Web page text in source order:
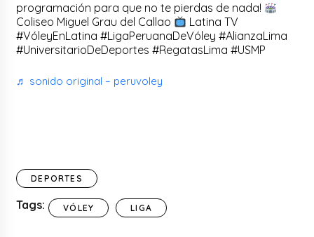
programación para que no te pierdas de nada!
Coliseo Miguel Grau del Callao
Latina TV
#VóleyEnLatina #LigaPeruanaDeVóley #AlianzaLima
#UniversitarioDeDeportes #RegatasLima #USMP
♬ sonido original – peruvoley
DEPORTES
Tags: VÓLEY LIGA